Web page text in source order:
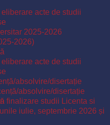
acte de studii
absolvire/disertație
absolvire/disertație
finalizare studii Licenta si
iulie, septembrie 2026 și
2025-2026
2026)
acte de studii